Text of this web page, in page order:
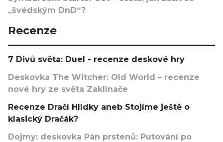
„švédským DnD“?
Recenze
7 Divů světa: Duel - recenze deskové hry
Deskovka The Witcher: Old World – recenze
nové hry ze světa Zaklínače
Recenze Dračí Hlídky aneb Stojíme ještě o
klasický Dračák?
Dojmy: deskovka Pán prstenů: Putování po